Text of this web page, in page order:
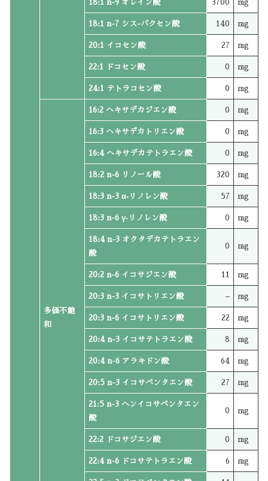
18:1 n-9 オレイン酸 3700 mg
18:1 n-7 シス-バクセン酸 140 mg
20:1 イコセン酸 27 mg
22:1 ドコセン酸 0 mg
24:1 テトラコセン酸 0 mg
多価不飽
和
16:2 ヘキサデカジエン酸 0 mg
16:3 ヘキサデカトリエン酸 0 mg
16:4 ヘキサデカテトラエン酸 0 mg
18:2 n-6 リノール酸 320 mg
18:3 n-3 α‐リノレン酸 57 mg
18:3 n-6 γ‐リノレン酸 0 mg
18:4 n-3 オクタデカテトラエン
酸
0 mg
20:2 n-6 イコサジエン酸 11 mg
20:3 n-3 イコサトリエン酸 – mg
20:3 n-6 イコサトリエン酸 22 mg
20:4 n-3 イコサテトラエン酸 8 mg
20:4 n-6 アラキドン酸 64 mg
20:5 n-3 イコサペンタエン酸 27 mg
21:5 n-3 ヘンイコサペンタエン
酸
0 mg
22:2 ドコサジエン酸 0 mg
22:4 n-6 ドコサテトラエン酸 6 mg